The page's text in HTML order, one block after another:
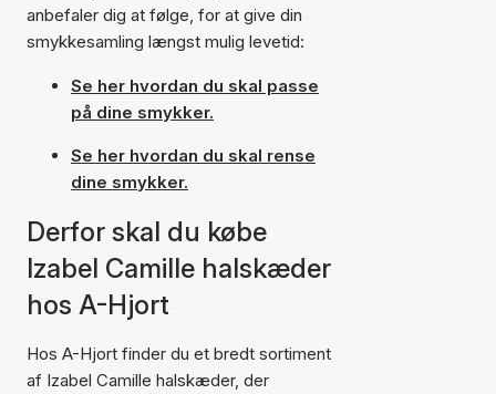
anbefaler dig at følge, for at give din
smykkesamling længst mulig levetid:
Se her hvordan du skal passe
på dine smykker.
Se her hvordan du skal rense
dine smykker.
Derfor skal du købe
Izabel Camille halskæder
hos A-Hjort
Hos A-Hjort finder du et bredt sortiment
af Izabel Camille halskæder, der